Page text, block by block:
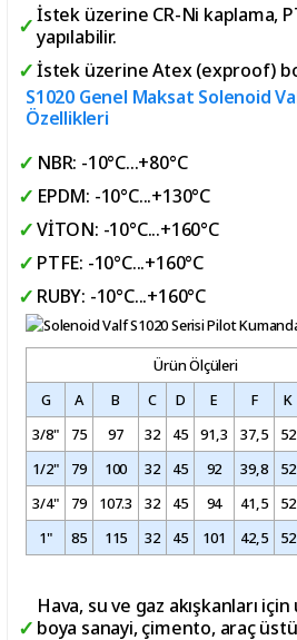
İstek üzerine CR-Ni kaplama,
yapılabilir.
İstek üzerine Atex (exproof)
S1020 Genel Maksat Solenoid
Özellikleri
NBR: -10°C...+80°C
EPDM: -10°C...+130°C
VİTON: -10°C...+160°C
PTFE: -10°C...+160°C
RUBY: -10°C...+160°C
Ürün Ölçüleri
G
A B C D E F K
3/8"
75 97 32 45 91,3 37,5 52
1/2"
79 100 32 45 92 39,8 52
3/4"
79 107.3 32 45 94 41,5 52
1"
85 115 32 45 101 42,5 52
Hava, su ve gaz akışkanları
boya sanayi, çimento, araç